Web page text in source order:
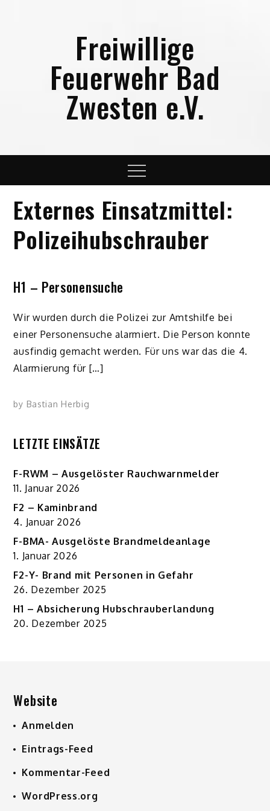
Freiwillige
Feuerwehr Bad
Zwesten e.V.
Menu
Externes Einsatzmittel:
Polizeihubschrauber
H1 – Personensuche
Wir wurden durch die Polizei zur Amtshilfe bei
einer Personensuche alarmiert. Die Person konnte
ausfindig gemacht werden. Für uns war das die 4.
Alarmierung für […]
by Bastian Herbig
LETZTE EINSÄTZE
F-RWM – Ausgelöster Rauchwarnmelder
11. Januar 2026
F2 – Kaminbrand
4. Januar 2026
F-BMA- Ausgelöste Brandmeldeanlage
1. Januar 2026
F2-Y- Brand mit Personen in Gefahr
26. Dezember 2025
H1 – Absicherung Hubschrauberlandung
20. Dezember 2025
Website
Anmelden
Eintrags-Feed
Kommentar-Feed
WordPress.org